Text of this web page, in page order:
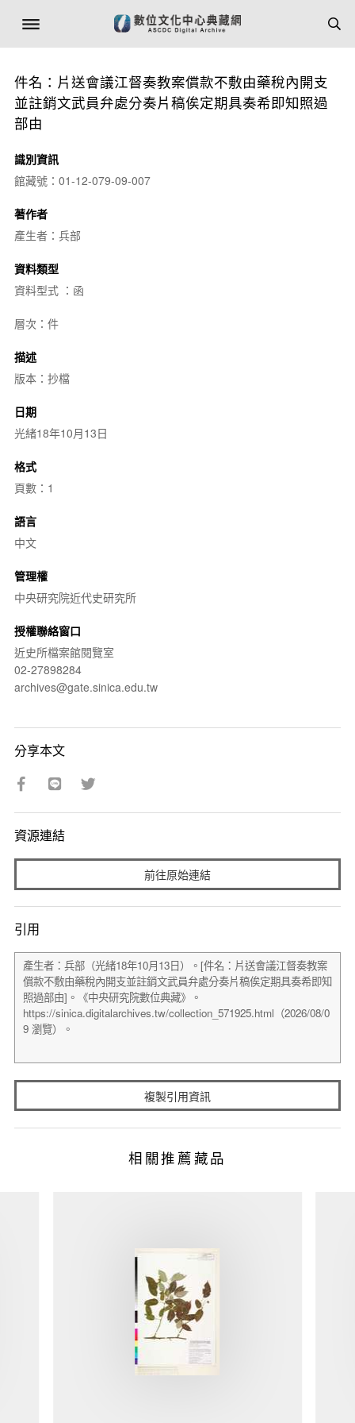
件名：片送會議江督奏教案償款不敷由藥稅內開支
並註銷文武員弁處分奏片稿俟定期具奏希即知照過
部由
識別資訊
館藏號：01-12-079-09-007
著作者
產生者：兵部
資料類型
資料型式 ：函
層次：件
描述
版本：抄檔
日期
光緒18年10月13日
格式
頁數：1
語言
中文
管理權
中央研究院近代史研究所
授權聯絡窗口
近史所檔案館閱覽室
02-27898284
archives@gate.sinica.edu.tw
分享本文
資源連結
前往原始連結
引用
複製引用資訊
相關推薦藏品